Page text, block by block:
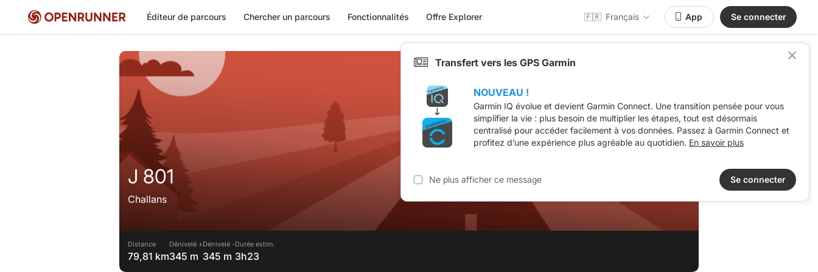
Éditeur de parcours Chercher un parcours Fonctionnalités Offre Explorer 🇫🇷 Français App Se connecter
J 801
Challans
Distance
79,81 km
Dénivelé +
345 m
Dénivelé -
345 m
Durée estim.
3h23
Transfert vers les GPS Garmin
NOUVEAU !
Garmin IQ évolue et devient Garmin Connect. Une transition pensée pour vous
simplifier la vie : plus besoin de multiplier les étapes, tout est désormais
centralisé pour accéder facilement à vos données. Passez à Garmin Connect et
profitez d’une expérience plus agréable au quotidien. En savoir plus
Ne plus afficher ce message Se connecter